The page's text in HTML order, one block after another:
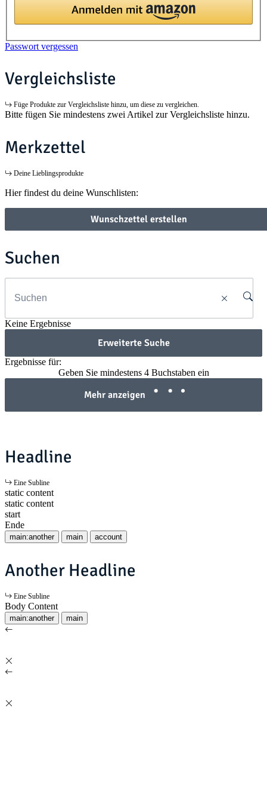
Passwort vergessen
Vergleichsliste
Füge Produkte zur Vergleichsliste hinzu, um diese zu vergleichen.
Bitte fügen Sie mindestens zwei Artikel zur Vergleichsliste hinzu.
Merkzettel
Deine Lieblingsprodukte
Hier findest du deine Wunschlisten:
Wunschzettel erstellen
Suchen
Keine Ergebnisse
Erweiterte Suche
Ergebnisse für:
Geben Sie mindestens 4 Buchstaben ein
Mehr anzeigen
Headline
Eine Subline
static content
static content
start
Ende
main:another main account
Another Headline
Eine Subline
Body Content
main:another main